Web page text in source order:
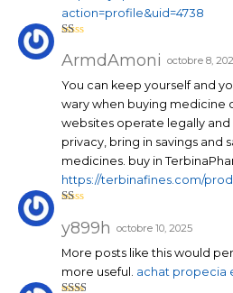
action=profile&uid=4738
ot
e
1
su
r
5
ArmdAmoni octobre 8,
You can keep yourself and
wary when buying medicine
websites operate legally
privacy, bring in savings and
medicines. buy in
https://terbinafines.com/
ot
e
su
r
5
y899h octobre 10, 2025
More posts like this would
more useful. achat propecia